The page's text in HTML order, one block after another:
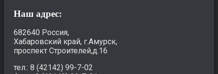
Наш адрес:
682640 Россия,
Хабаровский край, г.Амурск,
проспект Строителей,д.16
тел.: 8 (42142) 99-7-02